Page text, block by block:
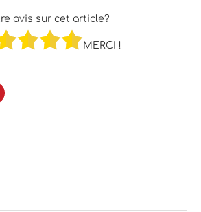
avis sur cet article?
MERCI !